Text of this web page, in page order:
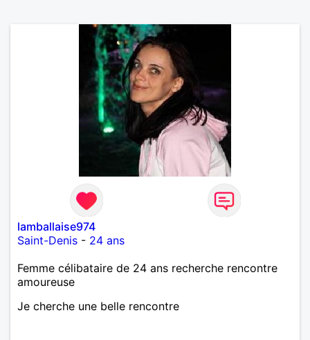
lamballaise974
Saint-Denis - 24 ans
Femme célibataire de 24 ans recherche rencontre
amoureuse
Je cherche une belle rencontre